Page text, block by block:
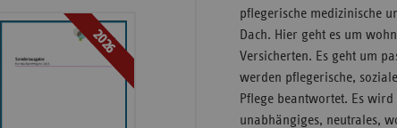
pflegerische medizinische
Dach. Hier geht es um
Versicherten. Es geht um
werden pflegerische,
Pflege beantwortet. Es
unabhängiges, neutrales,
2026